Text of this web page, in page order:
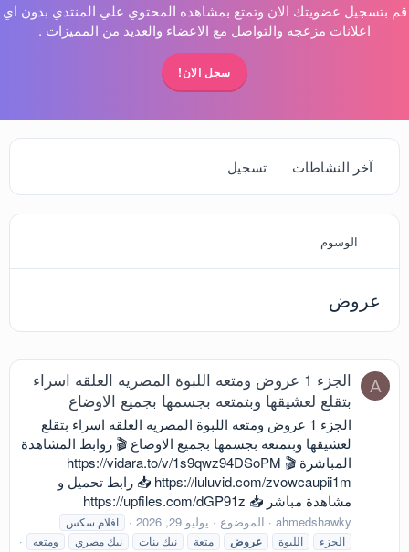
قم بتسجيل عضويتك الان وتمتع بمشاهده المحتوي علي المنتدي بدون اي
اعلانات مزعجه والتواصل مع الاعضاء والعديد من المميزات .
سجل الان!
آخر النشاطات تسجيل
الوسوم
عروض
A
الجزء 1 عروض ومتعه اللبوة المصريه العلقه اسراء
بتقلع لعشيقها وبتمتعه بجسمها بجميع الاوضاع
الجزء 1 عروض ومتعه اللبوة المصريه العلقه اسراء بتقلع
لعشيقها وبتمتعه بجسمها بجميع الاوضاع 🎬 روابط المشاهدة
المباشرة 🎬 https://vidara.to/v/1s9qwz94DSoPM
https://luluvid.com/zvowcaupii1m 📥 رابط تحميل و
مشاهدة مباشر 📥 https://upfiles.com/dGP91z
ahmedshawky الموضوع يوليو 29, 2026
افلام سكس
الجزء
اللبوة عروض متعة نيك بنات نيك مصري ومتعه